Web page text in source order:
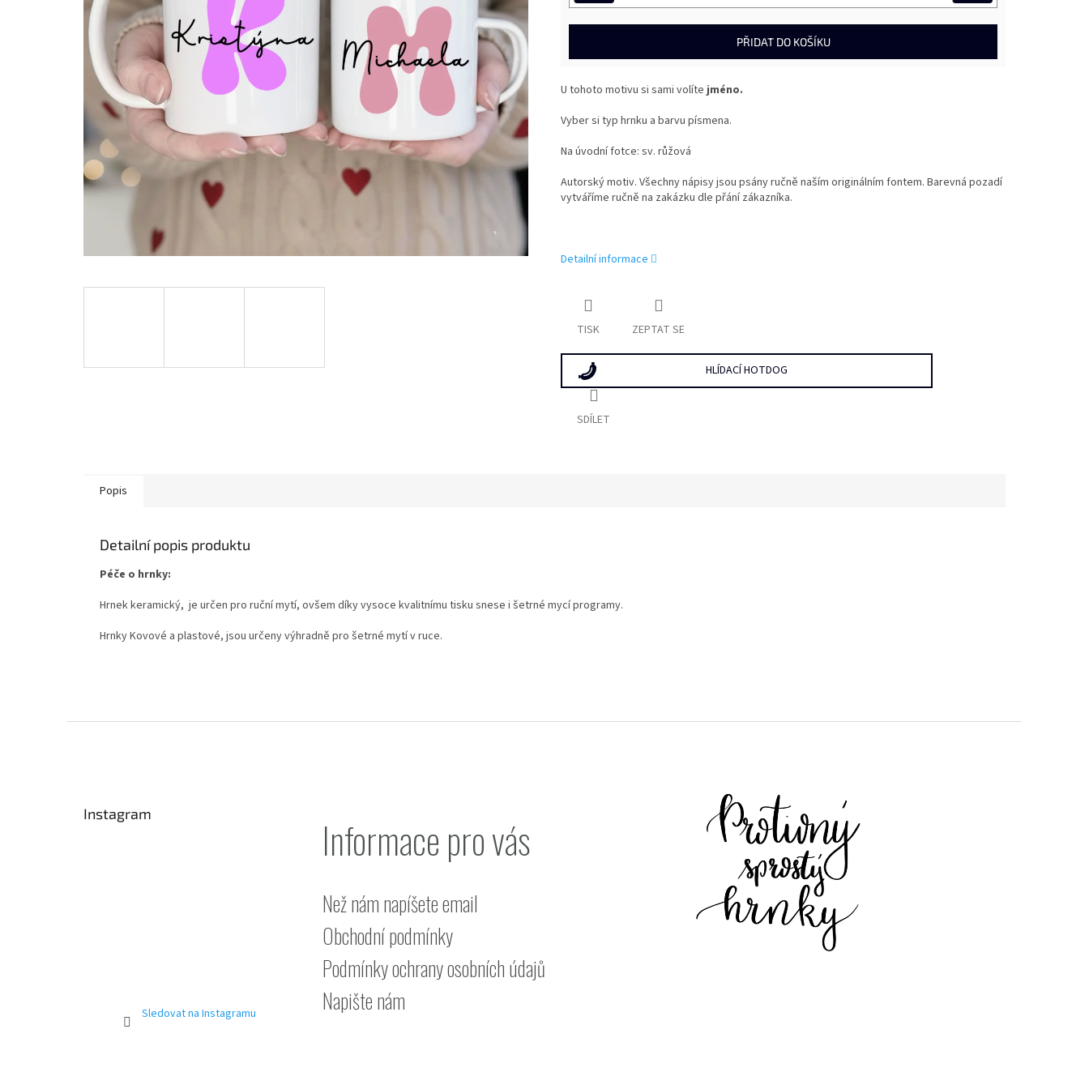
PŘIDAT DO KOŠÍKU
U tohoto motivu si sami volítejméno.
Vyber si typ hrnku a barvu písmena.
Na úvodní fotce: sv. růžová
Autorský motiv. Všechny nápisy jsou psány ručně naším originálním fontem. Barevná pozadí
vytváříme ručně na zakázku dle přání zákazníka.
Detailní informace
TISK ZEPTAT SE
HLÍDACÍ HOTDOG
SDÍLET
Popis
Detailní popis produktu
Péče o hrnky:
Hrnek keramický, je určen pro ruční mytí, ovšem díky vysoce kvalitnímu tisku snese i šetrné mycí programy.
Hrnky Kovové a plastové, jsou určeny výhradně pro šetrné mytí v ruce.
Instagram
Sledovat na Instagramu
Informace pro vás
Než nám napíšete email
Obchodní podmínky
Podmínky ochrany osobních údajů
Napište nám